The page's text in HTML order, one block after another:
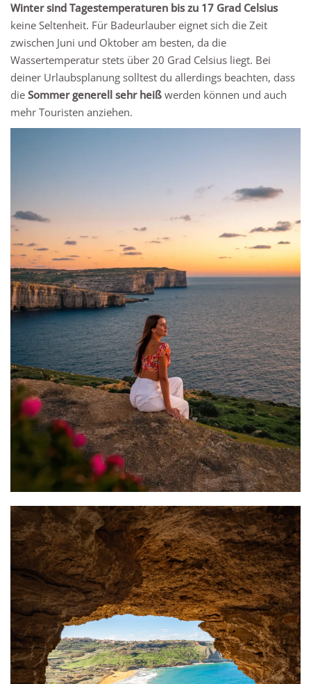
Winter sind Tagestemperaturen bis zu 17 Grad Celsius
keine Seltenheit. Für Badeurlauber eignet sich die Zeit
zwischen Juni und Oktober am besten, da die
Wassertemperatur stets über 20 Grad Celsius liegt. Bei
deiner Urlaubsplanung solltest du allerdings beachten, dass
die Sommer generell sehr heiß werden können und auch
mehr Touristen anziehen.